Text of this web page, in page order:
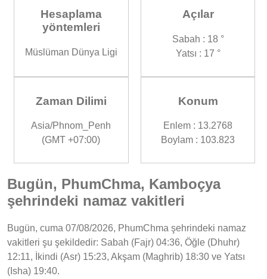
Hesaplama
yöntemleri
Müslüman Dünya Ligi
Açılar
Sabah : 18 °
Yatsı : 17 °
Zaman Dilimi
Asia/Phnom_Penh
(GMT +07:00)
Konum
Enlem : 13.2768
Boylam : 103.823
Bugün, PhumChma, Kamboçya
şehrindeki namaz vakitleri
Bugün, cuma 07/08/2026, PhumChma şehrindeki namaz
vakitleri şu şekildedir: Sabah (Fajr) 04:36, Öğle (Dhuhr)
12:11, İkindi (Asr) 15:23, Akşam (Maghrib) 18:30 ve Yatsı
(Isha) 19:40.